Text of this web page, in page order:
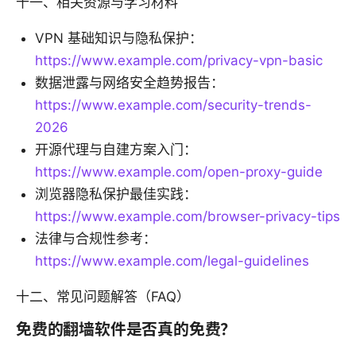
VPN 基础知识与隐私保护：
https://www.example.com/privacy-vpn-basic
数据泄露与网络安全趋势报告：
https://www.example.com/security-trends-
2026
开源代理与自建方案入门：
https://www.example.com/open-proxy-guide
浏览器隐私保护最佳实践：
https://www.example.com/browser-privacy-tips
法律与合规性参考：
https://www.example.com/legal-guidelines
十二、常见问题解答（FAQ）
免费的翻墙软件是否真的免费？